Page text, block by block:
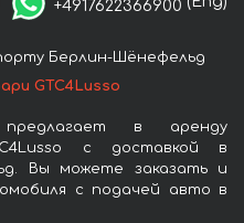
+4917622366900
Берлин-Шёнефельд
GTC4Lusso
в аренду
с доставкой в
Вы можете заказать и
с подачей авто в